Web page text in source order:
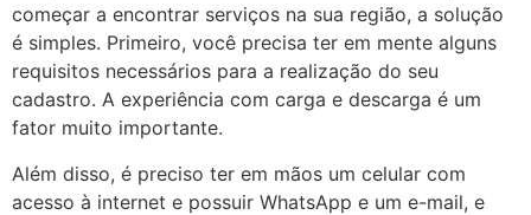
começar a encontrar serviços na sua região, a solução
é simples. Primeiro, você precisa ter em mente alguns
requisitos necessários para a realização do seu
cadastro. A experiência com carga e descarga é um
fator muito importante.
Além disso, é preciso ter em mãos um celular com
acesso à internet e possuir WhatsApp e um e-mail, e